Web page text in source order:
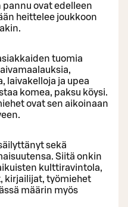
ovat edelleen
heittelee joukkoon
tuomia
laivakelloja ja upea
komea, paksu köysi.
ovat sen aikoinaan
sekä
Siitä onkin
kulttiravintola,
kirjailijat, työmiehet
määrin myös